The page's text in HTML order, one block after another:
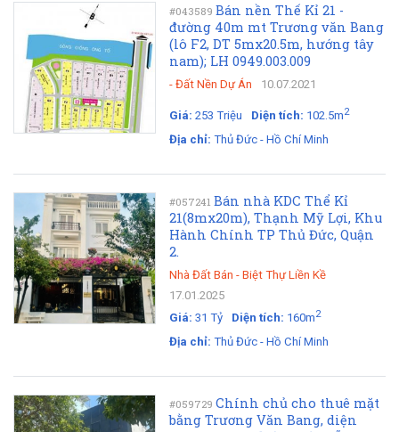
#043589 Bán nền Thế Kỉ 21 -
đường 40m mt Trương văn Bang
(lô F2, DT 5mx20.5m, hướng tây
nam); LH 0949.003.009
- Đất Nền Dự Án 10.07.2021
Giá: 253 Triệu Diện tích: 102.5m2
Địa chỉ: Thủ Đức - Hồ Chí Minh
#057241 Bán nhà KDC Thể Kỉ
21(8mx20m), Thạnh Mỹ Lợi, Khu
Hành Chính TP Thủ Đức, Quận
2.
Nhà Đất Bán - Biệt Thự Liền Kề
17.01.2025
Giá: 31 Tỷ Diện tích: 160m2
Địa chỉ: Thủ Đức - Hồ Chí Minh
#059729 Chính chủ cho thuê mặt
bằng Trương Văn Bang, diện